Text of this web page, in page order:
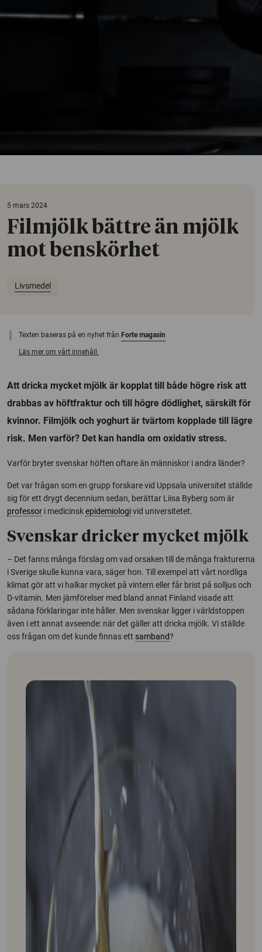
5 mars 2024
Filmjölk bättre än mjölk
mot benskörhet
Livsmedel
Texten baseras på en nyhet från Forte magasin
Läs mer om vårt innehåll.
Att dricka mycket mjölk är kopplat till både högre risk att
drabbas av höftfraktur och till högre dödlighet, särskilt för
kvinnor. Filmjölk och yoghurt är tvärtom kopplade till lägre
risk. Men varför? Det kan handla om oxidativ stress.
Varför bryter svenskar höften oftare än människor i andra länder?
Det var frågan som en grupp forskare vid Uppsala universitet ställde
sig för ett drygt decennium sedan, berättar Liisa Byberg som är
professor i medicinskepidemiologivid universitetet.
Svenskar dricker mycket mjölk
– Det fanns många förslag om vad orsaken till de många frakturerna
i Sverige skulle kunna vara, säger hon. Till exempel att vårt nordliga
klimat gör att vi halkar mycket på vintern eller får brist på solljus och
D-vitamin. Men jämförelser med bland annat Finland visade att
sådana förklaringar inte håller. Men svenskar ligger i världstoppen
även i ett annat avseende: när det gäller att dricka mjölk. Vi ställde
oss frågan om det kunde finnas ett samband?